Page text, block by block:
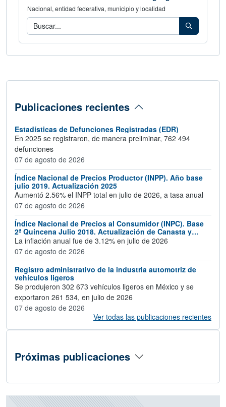
Nacional, entidad federativa, municipio y localidad
Consulta los indicadores de tu área
Buscar
Publicaciones recientes
Estadísticas de Defunciones Registradas (EDR)
En 2025 se registraron, de manera preliminar, 762 494
defunciones
07 de agosto de 2026
Índice Nacional de Precios Productor (INPP). Año base
julio 2019. Actualización 2025
Aumentó 2.56% el INPP total en julio de 2026, a tasa anual
07 de agosto de 2026
Índice Nacional de Precios al Consumidor (INPC). Base
2ª Quincena Julio 2018. Actualización de Canasta y
Ponderadores 2024
La inflación anual fue de 3.12% en julio de 2026
07 de agosto de 2026
Registro administrativo de la industria automotriz de
vehículos ligeros
Se produjeron 302 673 vehículos ligeros en México y se
exportaron 261 534, en julio de 2026
07 de agosto de 2026
Ver todas las publicaciones recientes
Próximas publicaciones
Información de operativos vigentes,